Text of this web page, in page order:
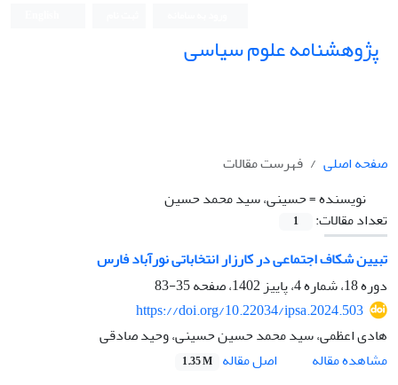
پژوهشنامه علوم سیاسی
صفحه اصلی
فهرست مقالات
نویسنده =حسینی، سید محمد حسین
تعداد مقالات:
1
تبیین شکاف اجتماعی در کارزار انتخاباتی نورآباد فارس
دوره 18، شماره 4، پاییز 1402، صفحه
35-83
https://doi.org/10.22034/ipsa.2024.503
هادی اعظمی، سید محمد حسین حسینی، وحید صادقی
مشاهده مقاله
اصل مقاله 1.35 M